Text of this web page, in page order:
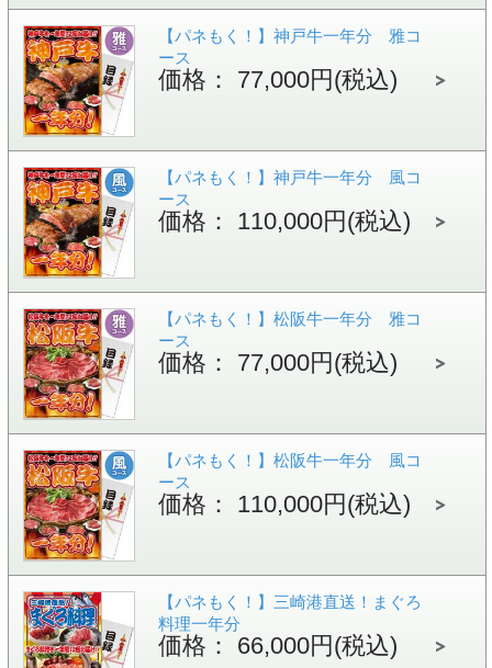
【パネもく！】神戸牛一年分 雅コ
ース
価格： 77,000円(税込)
【パネもく！】神戸牛一年分 風コ
ース
価格： 110,000円(税込)
【パネもく！】松阪牛一年分 雅コ
ース
価格： 77,000円(税込)
【パネもく！】松阪牛一年分 風コ
ース
価格： 110,000円(税込)
【パネもく！】三崎港直送！まぐろ
料理一年分
価格： 66,000円(税込)